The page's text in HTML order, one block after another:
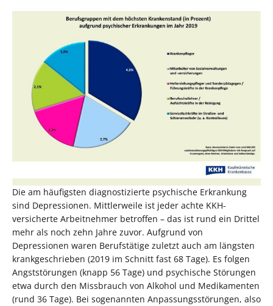
Die am häufigsten diagnostizierte psychische Erkrankung
sind Depressionen. Mittlerweile ist jeder achte KKH-
versicherte Arbeitnehmer betroffen – das ist rund ein Drittel
mehr als noch zehn Jahre zuvor. Aufgrund von
Depressionen waren Berufstätige zuletzt auch am längsten
krankgeschrieben (2019 im Schnitt fast 68 Tage). Es folgen
Angststörungen (knapp 56 Tage) und psychische Störungen
etwa durch den Missbrauch von Alkohol und Medikamenten
(rund 36 Tage). Bei sogenannten Anpassungsstörungen, also